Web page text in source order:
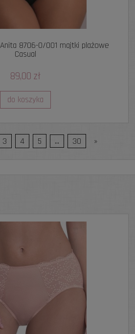
8706-0/001 majtki plażowe
Casual
89,00 zł
do koszyka
3 4 5 ... 30 »